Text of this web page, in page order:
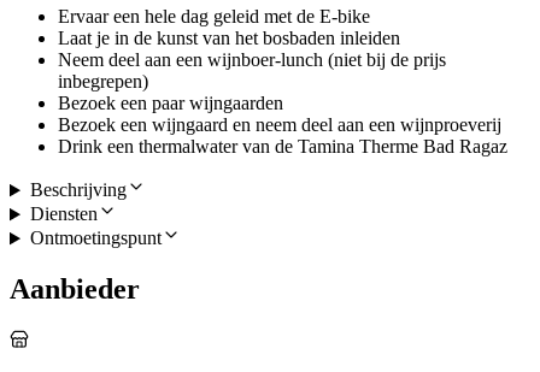
Ervaar een hele dag geleid met de E-bike
Laat je in de kunst van het bosbaden inleiden
Neem deel aan een wijnboer-lunch (niet bij de prijs
inbegrepen)
Bezoek een paar wijngaarden
Bezoek een wijngaard en neem deel aan een wijnproeverij
Drink een thermalwater van de Tamina Therme Bad Ragaz
Beschrijving
Diensten
Ontmoetingspunt
Aanbieder